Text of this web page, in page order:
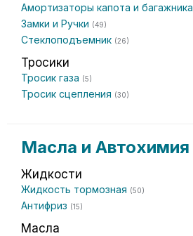
Амортизаторы капота и багажника
Замки и Ручки (49)
Стеклоподъемник (26)
Тросики
Тросик газа (5)
Тросик сцепления (30)
Масла и Автохимия
Жидкости
Жидкость тормозная (50)
Антифриз (15)
Масла